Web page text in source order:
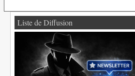
Liste de Diffusion